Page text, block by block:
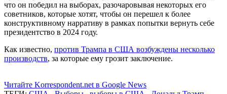
что он победил на выборах, разочаровывая некоторых его
советников, которые хотят, чтобы он перешел к более
конструктивному нарративу в рамках попытки вернуть себе
президентство в 2024 году.
Как известно, против Трампа в США возбуждены несколько
производств, за которые ему грозит заключение.
Читайте Korrespondent.net в Google News